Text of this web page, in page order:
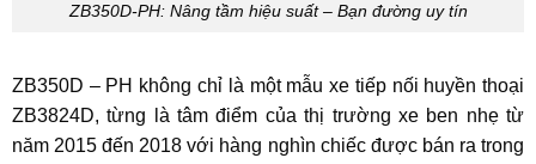
ZB350D-PH: Nâng tầm hiệu suất – Bạn đường uy tín
ZB350D – PH không chỉ là một mẫu xe tiếp nối huyền thoại
ZB3824D, từng là tâm điểm của thị trường xe ben nhẹ từ
năm 2015 đến 2018 với hàng nghìn chiếc được bán ra trong